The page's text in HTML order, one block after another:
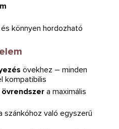
könnyen hordozható
övekhez – minden
kompatibilis
a maximális
szánkóhoz való egyszerű